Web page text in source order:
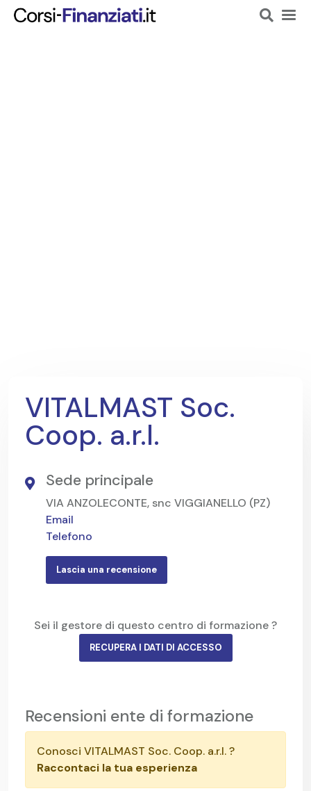
VITALMAST Soc.
Coop. a.r.l.
Sede principale
VIA ANZOLECONTE, snc VIGGIANELLO (PZ)
Email
Telefono
Lascia una recensione
Sei il gestore di questo centro di formazione ?
RECUPERA I DATI DI ACCESSO
Recensioni ente di formazione
Conosci VITALMAST Soc. Coop. a.r.l. ?
Raccontaci la tua esperienza